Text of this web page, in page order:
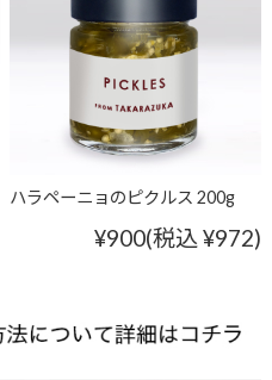
ハラペーニョのピクルス 200g
¥900(税込 ¥972)